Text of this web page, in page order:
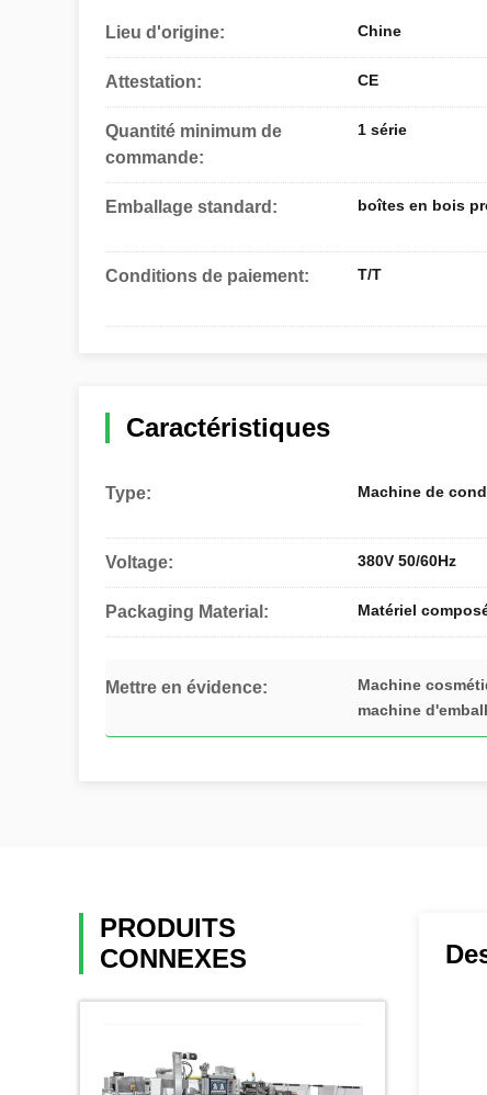
Lieu d'origine: Chine
Attestation: CE
Quantité minimum de
commande:
1 série
Emballage standard: boîtes en bois
Conditions de paiement: T/T
Caractéristiques
Type: Machine de
Voltage: 380V 50/60Hz
Packaging Material: Matériel
Mettre en évidence: Machine
machine
PRODUITS
CONNEXES